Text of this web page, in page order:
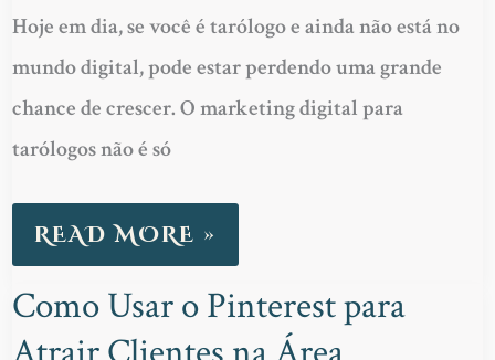
Hoje em dia, se você é tarólogo e ainda não está no
mundo digital, pode estar perdendo uma grande
chance de crescer. O marketing digital para
tarólogos não é só
E
OUTROS
PROFISSIONAIS
HOLÍSTICOS
AS
REDES
SOCIAIS
READ MORE »
Como Usar o Pinterest para
COMO
USAR